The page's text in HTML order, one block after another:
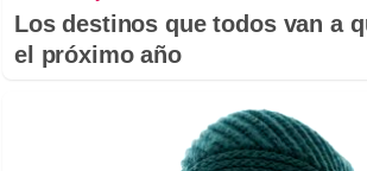
Los destinos que todos van a
el próximo año